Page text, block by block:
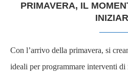
PRIMAVERA, IL
Con l’arrivo della primavera, si
ideali per programmare interventi